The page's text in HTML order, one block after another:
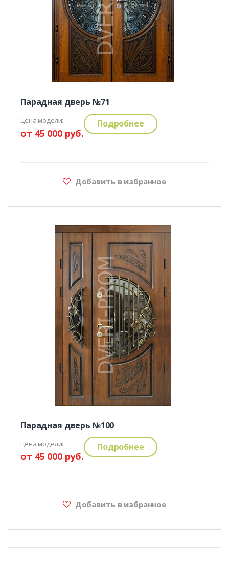
Парадная дверь №71
цена модели:
от 45 000 руб.
Подробнее
Добавить в избранное
Парадная дверь №100
цена модели:
от 45 000 руб.
Подробнее
Добавить в избранное